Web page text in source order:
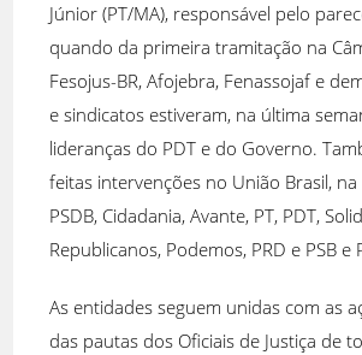
Júnior (PT/MA), responsável pelo
quando da primeira tramitação na
Fesojus-BR, Afojebra, Fenassojaf e
e sindicatos estiveram, na última
lideranças do PDT e do Governo.
feitas intervenções no União Brasil, na
PSDB, Cidadania, Avante, PT, PDT,
Republicanos, Podemos, PRD e PSB e
As entidades seguem unidas com as
das pautas dos Oficiais de Justiça de